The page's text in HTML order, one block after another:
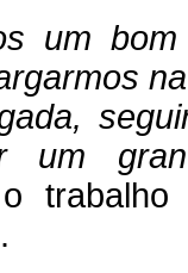
um
um
o